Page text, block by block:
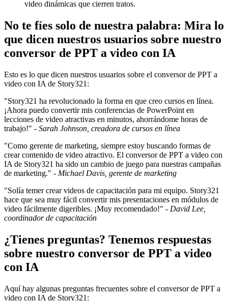
video dinámicas que cierren tratos.
No te fíes solo de nuestra palabra: Mira lo
que dicen nuestros usuarios sobre nuestro
conversor de PPT a video con IA
Esto es lo que dicen nuestros usuarios sobre el conversor de PPT a
video con IA de Story321:
"Story321 ha revolucionado la forma en que creo cursos en línea.
¡Ahora puedo convertir mis conferencias de PowerPoint en
lecciones de video atractivas en minutos, ahorrándome horas de
trabajo!" - Sarah Johnson, creadora de cursos en línea
"Como gerente de marketing, siempre estoy buscando formas de
crear contenido de video atractivo. El conversor de PPT a video con
IA de Story321 ha sido un cambio de juego para nuestras campañas
de marketing." - Michael Davis, gerente de marketing
"Solía temer crear videos de capacitación para mi equipo. Story321
hace que sea muy fácil convertir mis presentaciones en módulos de
video fácilmente digeribles. ¡Muy recomendado!" - David Lee,
coordinador de capacitación
¿Tienes preguntas? Tenemos respuestas
sobre nuestro conversor de PPT a video
con IA
Aquí hay algunas preguntas frecuentes sobre el conversor de PPT a
video con IA de Story321: